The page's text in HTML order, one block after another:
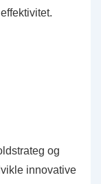
og
innovative